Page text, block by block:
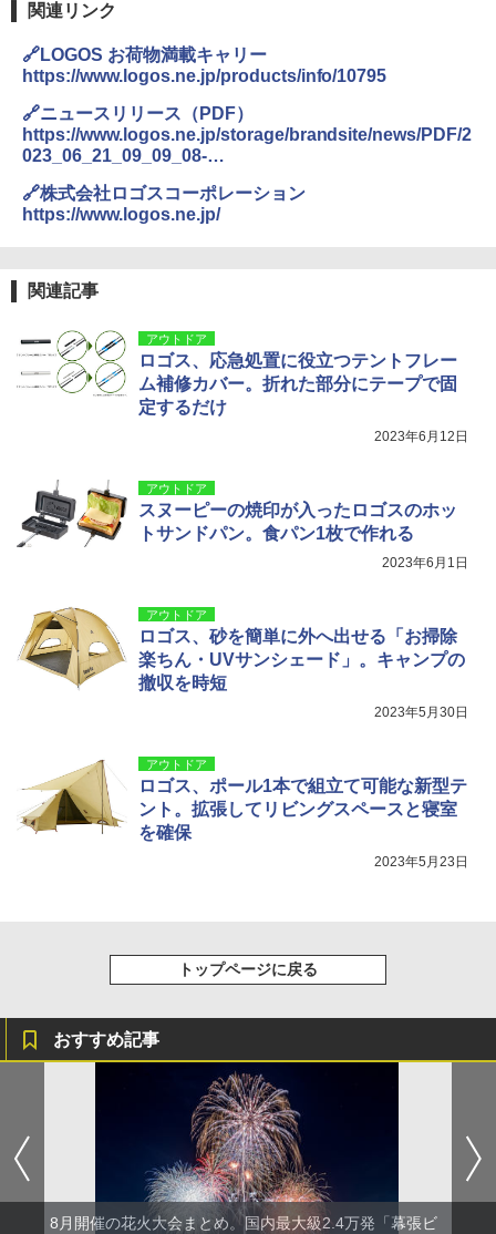
関連リンク
🔗LOGOS お荷物満載キャリー
https://www.logos.ne.jp/products/info/10795
🔗ニュースリリース（PDF）
https://www.logos.ne.jp/storage/brandsite/news/PDF/2
023_06_21_09_09_08-
🔗株式会社ロゴスコーポレーション
https://www.logos.ne.jp/
関連記事
アウトドア
ロゴス、応急処置に役立つテントフレー
ム補修カバー。折れた部分にテープで固
定するだけ
2023年6月12日
アウトドア
スヌーピーの焼印が入ったロゴスのホッ
トサンドパン。食パン1枚で作れる
2023年6月1日
アウトドア
ロゴス、砂を簡単に外へ出せる「お掃除
楽ちん・UVサンシェード」。キャンプの
撤収を時短
2023年5月30日
アウトドア
ロゴス、ポール1本で組立て可能な新型テ
ント。拡張してリビングスペースと寝室
を確保
2023年5月23日
トップページに戻る
おすすめ記事
8月開催の花火大会まとめ。国内最大級2.4万発「幕張ビ